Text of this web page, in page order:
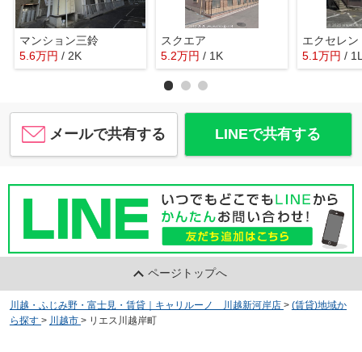
マンション三鈴
5.6万円 / 2K
スクエア
5.2万円 / 1K
エクセレ
5.1万円 /
メールで共有する LINEで共有する
ページトップへ
川越・ふじみ野・富士見・賃貸｜キャリルーノ 川越新河岸店 > (賃貸)地域か
ら探す > 川越市 > リエス川越岸町